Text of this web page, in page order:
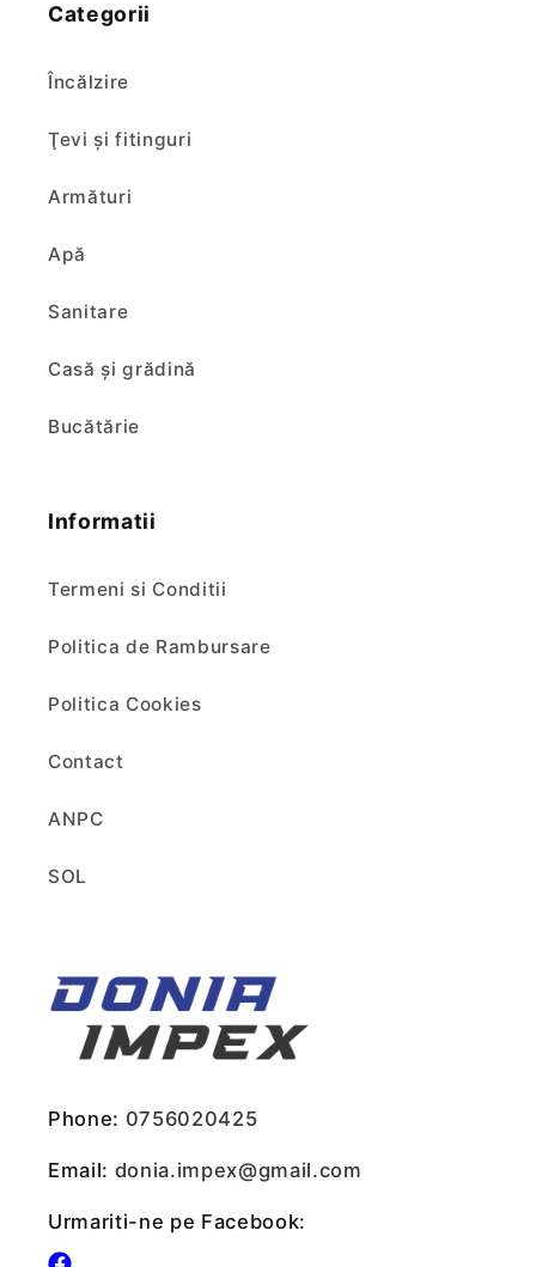
Categorii
Încălzire
Ţevi şi fitinguri
Armături
Apă
Sanitare
Casă și grădină
Bucătărie
Informatii
Termeni si Conditii
Politica de Rambursare
Politica Cookies
Contact
ANPC
SOL
Phone: 0756020425
Email: donia.impex@gmail.com
Urmariti-ne pe Facebook: